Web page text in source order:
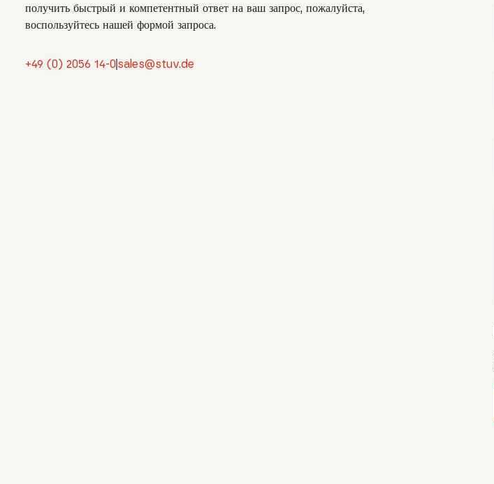
получить быстрый и компетентный ответ на ваш запрос, пожалуйста,
воспользуйтесь нашей формой запроса.
+49 (0) 2056 14-0 sales@stuv.de